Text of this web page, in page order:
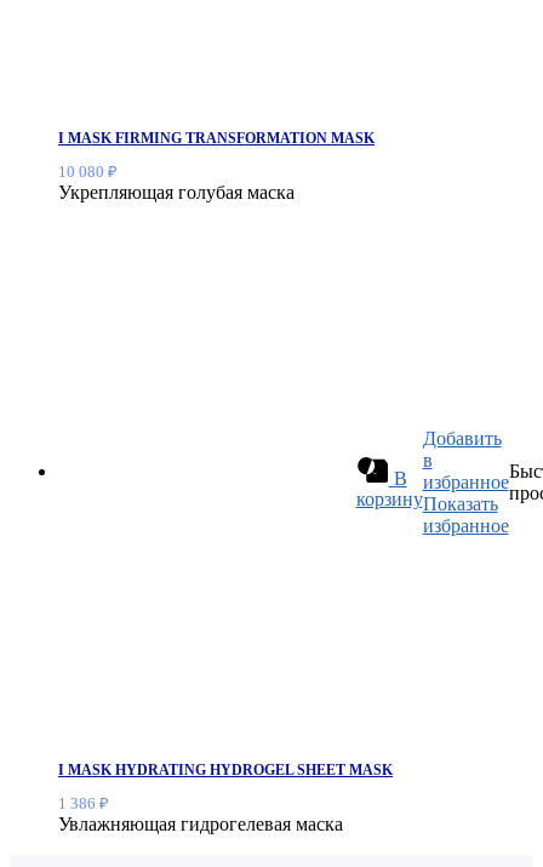
I MASK FIRMING TRANSFORMATION MASK
10 080 ₽
Укрепляющая голубая маска
В
корзину
Добавить
в
избранное
Показать
избранное
I MASK HYDRATING HYDROGEL SHEET MASK
1 386 ₽
Увлажняющая гидрогелевая маска